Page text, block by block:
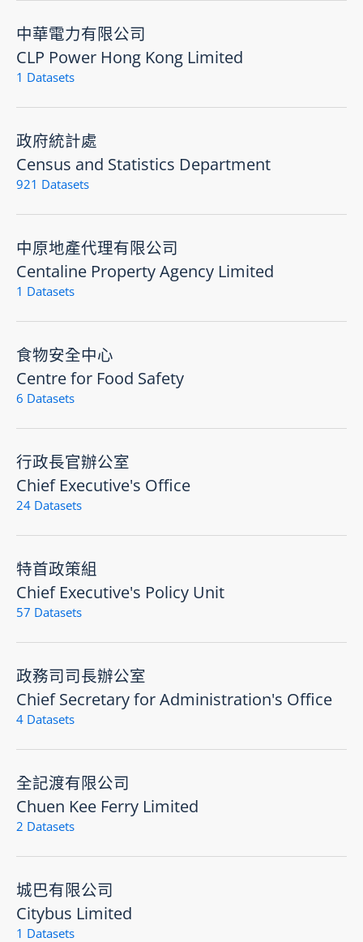
中華電力有限公司
CLP Power Hong Kong Limited
1 Datasets
政府統計處
Census and Statistics Department
921 Datasets
中原地產代理有限公司
Centaline Property Agency Limited
1 Datasets
食物安全中心
Centre for Food Safety
6 Datasets
行政長官辦公室
Chief Executive's Office
24 Datasets
特首政策組
Chief Executive's Policy Unit
57 Datasets
政務司司長辦公室
Chief Secretary for Administration's Office
4 Datasets
全記渡有限公司
Chuen Kee Ferry Limited
2 Datasets
城巴有限公司
Citybus Limited
1 Datasets